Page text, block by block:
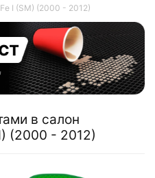
I (SM) (2000 - 2012)
в салон
(2000 - 2012)